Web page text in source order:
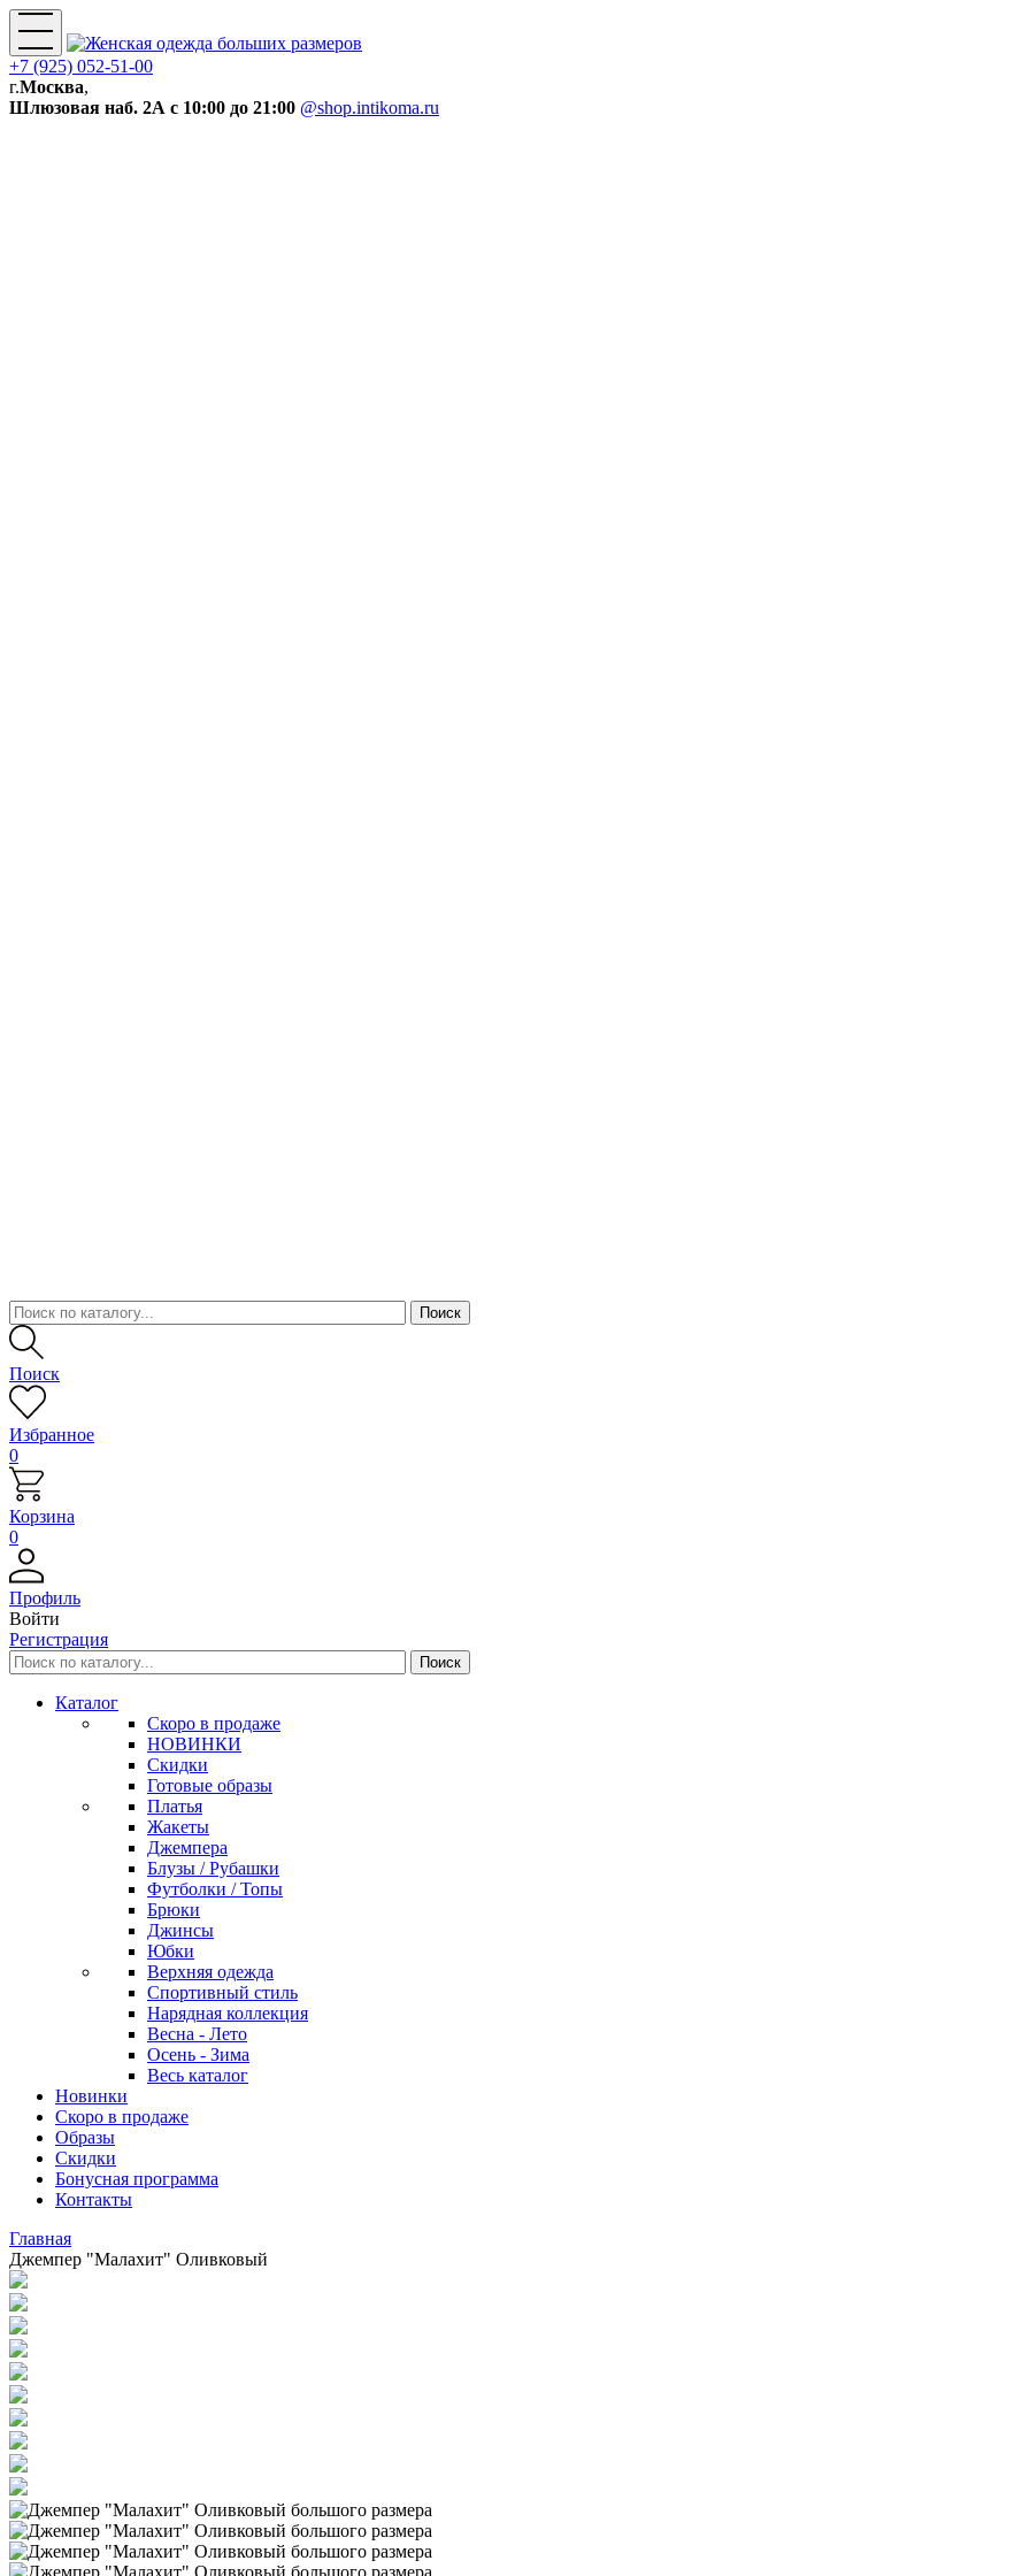
+7 (925) 052-51-00
г.Москва,
Шлюзовая наб. 2А с 10:00 до 21:00 @shop.intikoma.ru
Поиск
Избранное
0
Корзина
0
Профиль
Войти
Регистрация
Каталог
Скоро в продаже
НОВИНКИ
Скидки
Готовые образы
Платья
Жакеты
Джемпера
Блузы / Рубашки
Футболки / Топы
Брюки
Джинсы
Юбки
Верхняя одежда
Спортивный стиль
Нарядная коллекция
Весна - Лето
Осень - Зима
Весь каталог
Новинки
Скоро в продаже
Образы
Скидки
Бонусная программа
Контакты
Главная
Джемпер "Малахит" Оливковый